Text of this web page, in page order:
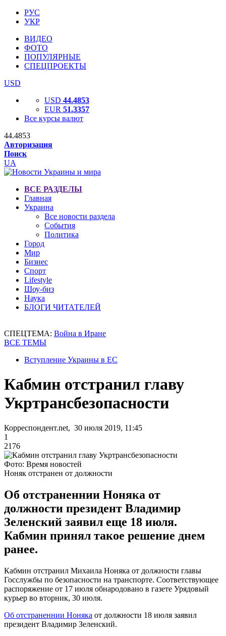
РУС
УКР
ВИДЕО
ФОТО
ПОПУЛЯРНЫЕ
СПЕЦПРОЕКТЫ
USD
USD 44.4853
EUR 51.3357
Все курсы валют
44.4853
Авторизация
Поиск
UA
ВСЕ РАЗДЕЛЫ
Главная
Украина
Все новости раздела
События
Политика
Город
Мир
Бизнес
Спорт
Lifestyle
Шоу-биз
Наука
БЛОГИ ЧИТАТЕЛЕЙ
СПЕЦТЕМА: Война в Иране
ВСЕ ТЕМЫ
Вступление Украины в ЕС
Кабмин отстранил главу
Укртрансбезопасности
Корреспондент.net, 30 июля 2019, 11:45
1
2176
Фото: Время новостей
Ноняк отстранен от должности
Об отстраненнии Ноняка от
должности президент Владимир
Зеленский заявил еще 18 июля.
Кабмин принял такое решение днем
ранее.
Кабмин отстранил Михаила Ноняка от должности главы
Госслужбы по безопасности на транспорте. Соответствующее
распоряжение от 17 июля обнародовано в газете Урядовый
курьер во вторник, 30 июля.
Об отстраненнии Ноняка от должности 18 июля заявил
президент Владимир Зеленский.